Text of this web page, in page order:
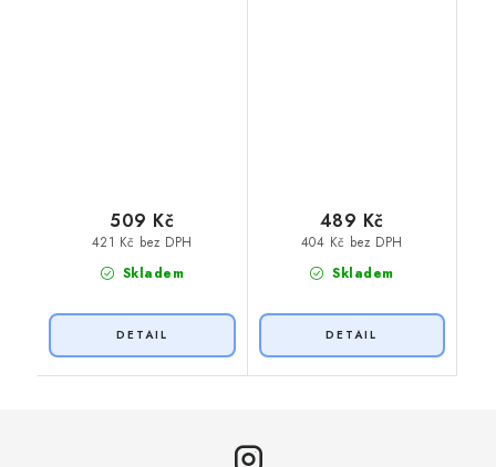
Skladem
421 Kč bez DPH
509 Kč
Skladem
404 Kč bez DPH
489 Kč